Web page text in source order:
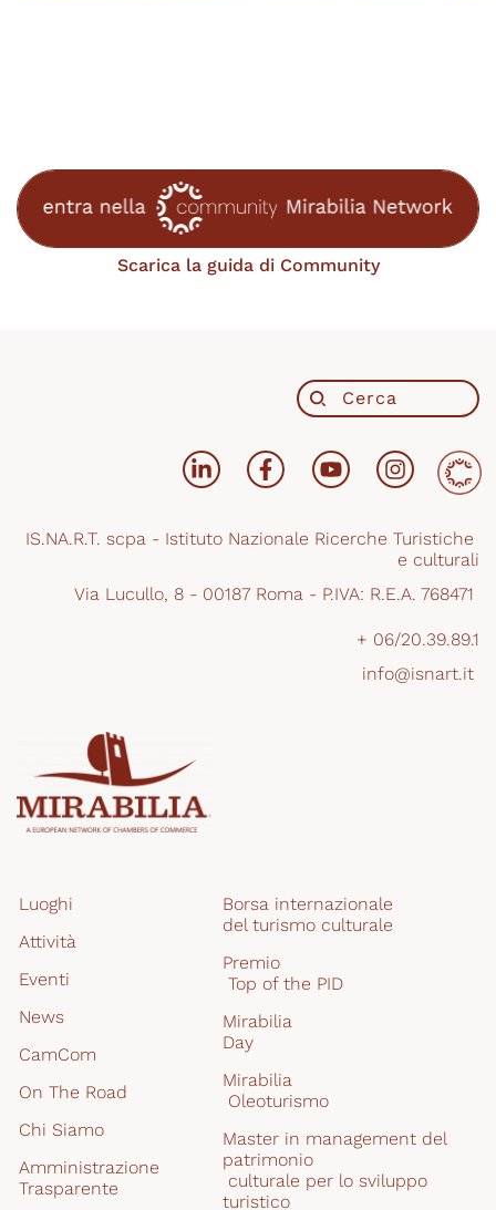
Scarica la guida di Community
IS.NA.R.T. scpa - Istituto Nazionale Ricerche Turistiche
e culturali
Via Lucullo, 8 - 00187 Roma - P.IVA: R.E.A. 768471
+ 06/20.39.89.1
info@isnart.it
Luoghi
Attività
Eventi
News
CamCom
On The Road
Chi Siamo
Amministrazione
Trasparente
Borsa internazionale
del turismo culturale
Premio
Top of the PID
Mirabilia
Day
Mirabilia
Oleoturismo
Master in management del
patrimonio
turistico